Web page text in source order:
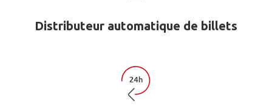
Distributeur automatique de billets